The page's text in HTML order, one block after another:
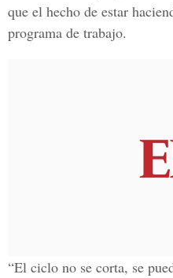
que el hecho de estar
programa de trabajo.
“El ciclo no se corta, se